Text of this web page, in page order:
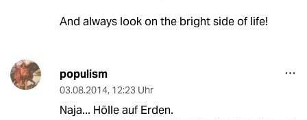
And always look on the bright side of life!
populism
03.08.2014, 12:23 Uhr
Naja... Hölle auf Erden.